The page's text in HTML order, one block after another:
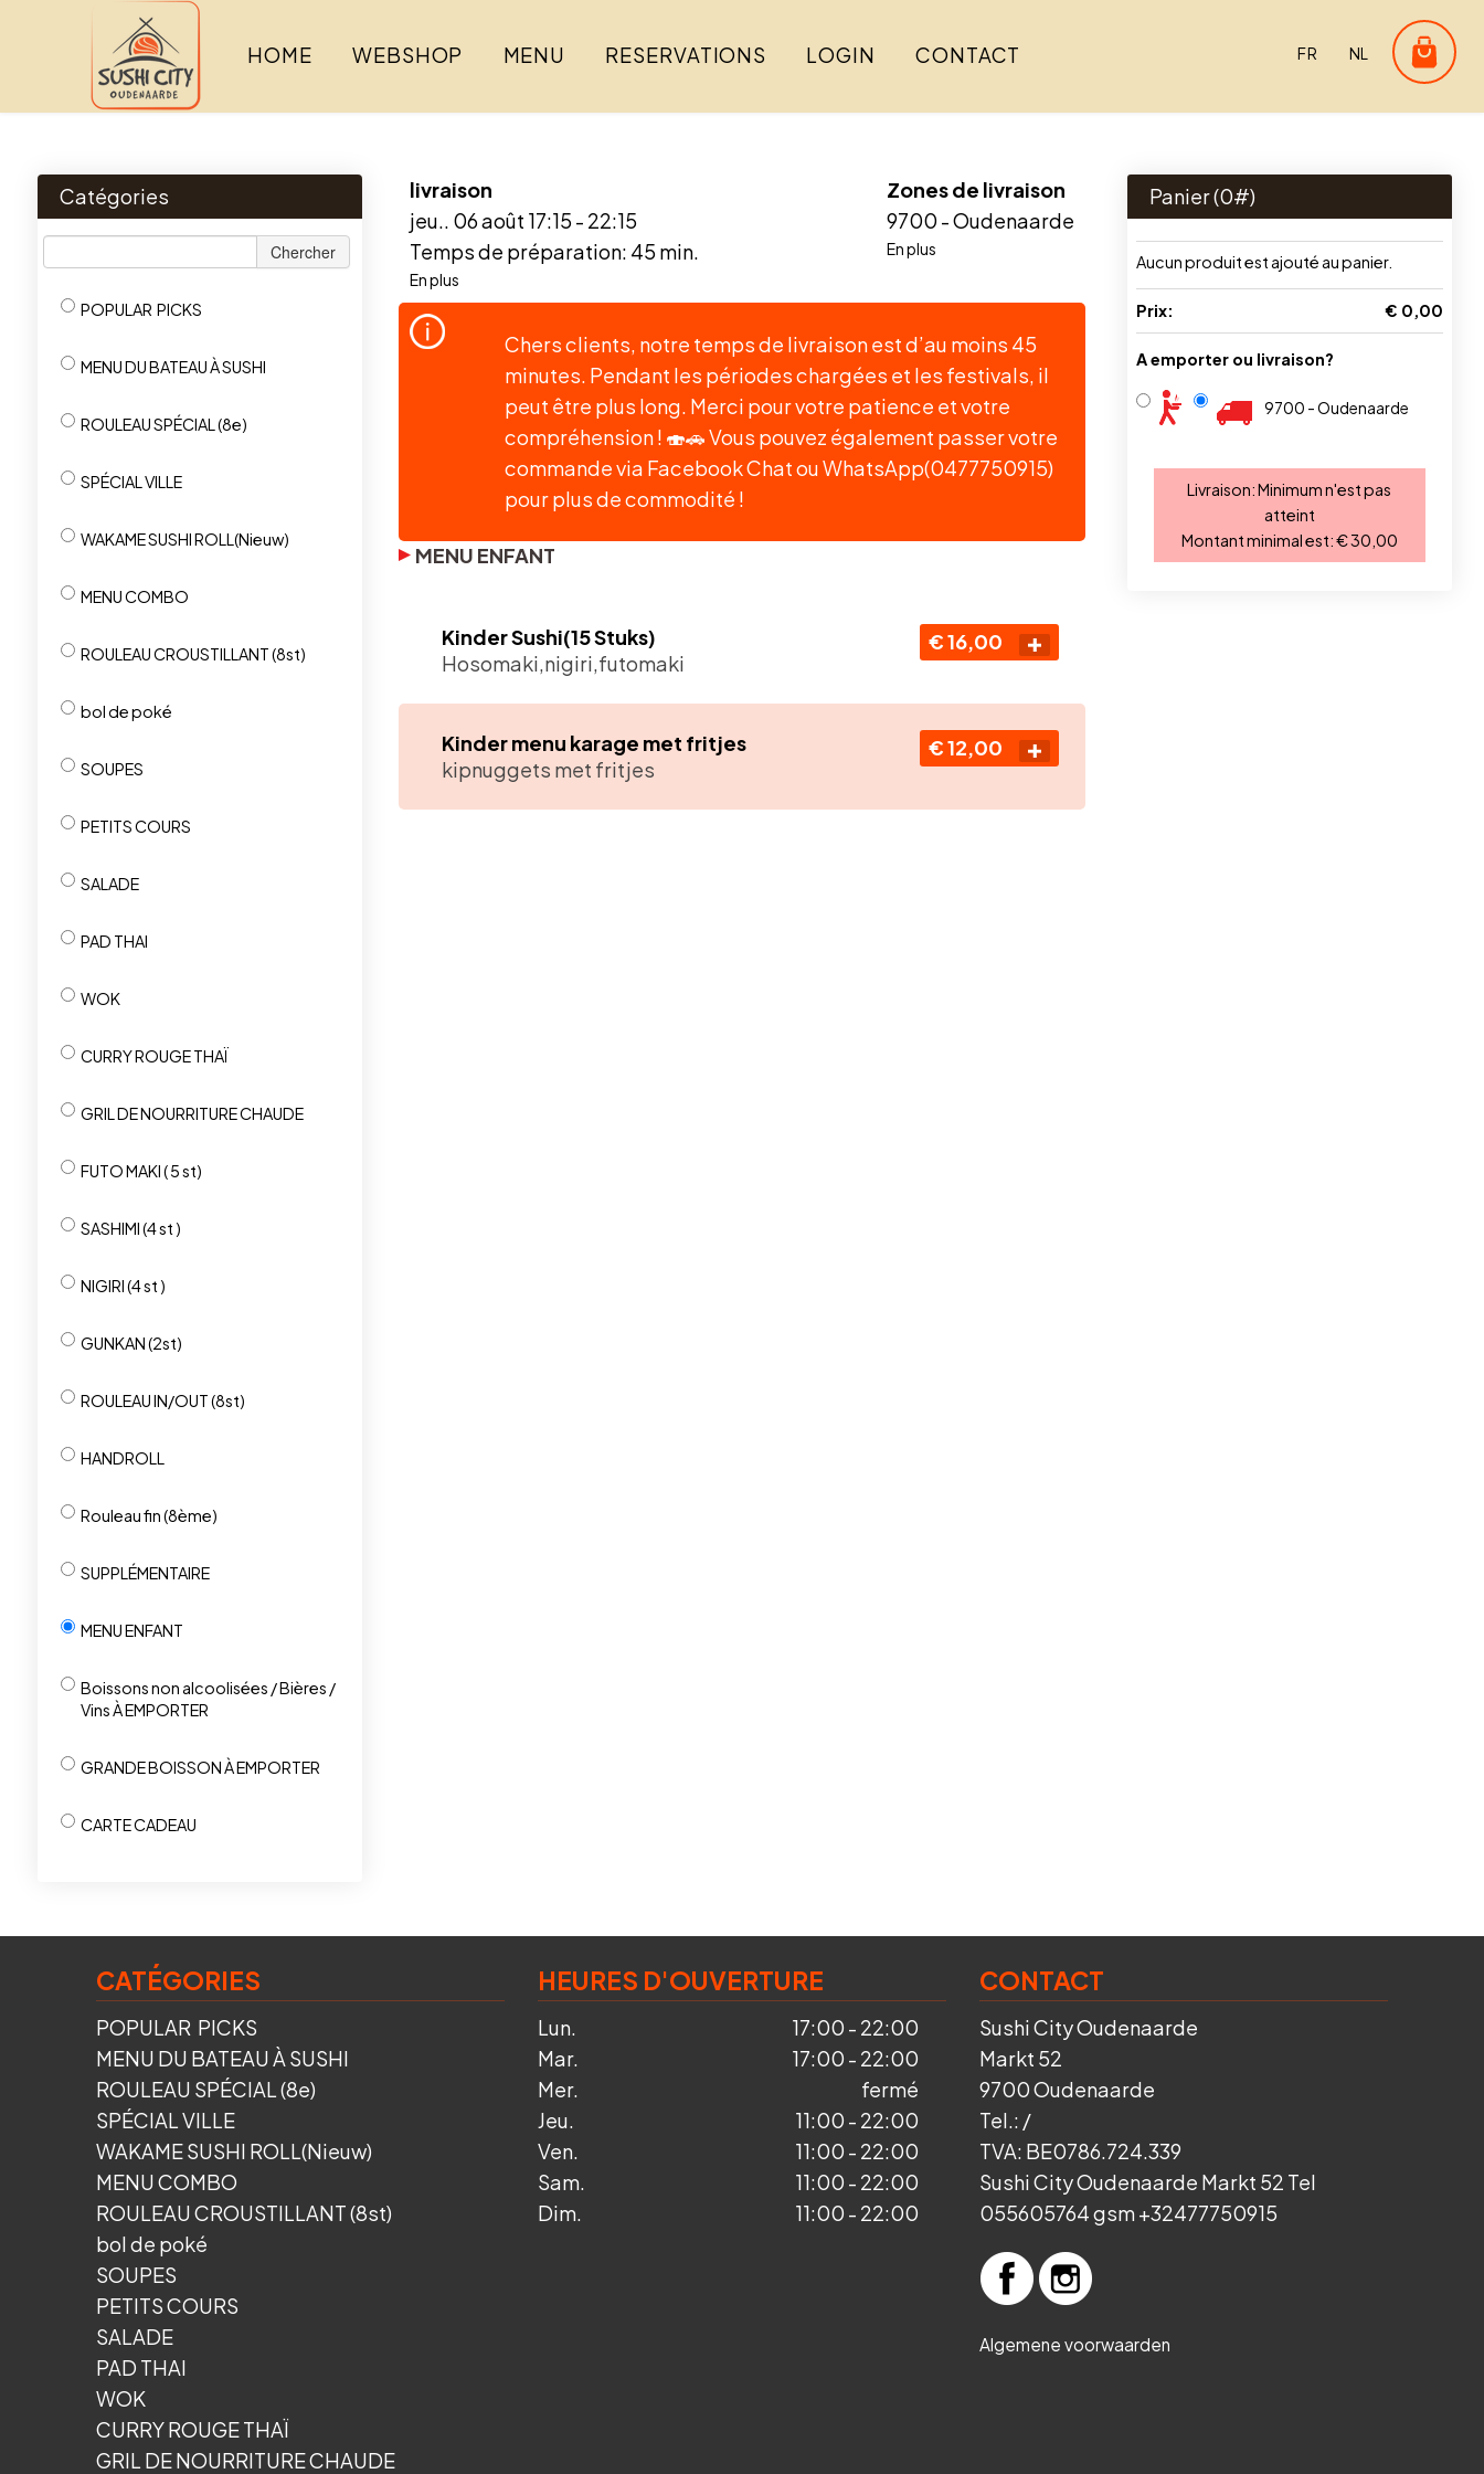
HOME WEBSHOP MENU RESERVATIONS LOGIN CONTACT FR NL
Catégories
Chercher
POPULAR PICKS
MENU DU BATEAU À SUSHI
ROULEAU SPÉCIAL (8e)
SPÉCIAL VILLE
WAKAME SUSHI ROLL(Nieuw)
MENU COMBO
ROULEAU CROUSTILLANT (8st)
bol de poké
SOUPES
PETITS COURS
SALADE
PAD THAI
WOK
CURRY ROUGE THAÏ
GRIL DE NOURRITURE CHAUDE
FUTO MAKI ( 5 st)
SASHIMI (4 st )
NIGIRI (4 st )
GUNKAN (2st)
ROULEAU IN/OUT (8st)
HANDROLL
Rouleau fin (8ème)
SUPPLÉMENTAIRE
MENU ENFANT
Boissons non alcoolisées / Bières /
Vins À EMPORTER
GRANDE BOISSON À EMPORTER
CARTE CADEAU
livraison
jeu.. 06 août 17:15 - 22:15
Temps de préparation: 45 min.
En plus
Zones de livraison
9700 - Oudenaarde
En plus
Chers clients, notre temps de livraison est d’au moins 45
minutes. Pendant les périodes chargées et les festivals, il
peut être plus long. Merci pour votre patience et votre
compréhension ! 🍣🚗 Vous pouvez également passer votre
commande via Facebook Chat ou WhatsApp(0477750915)
pour plus de commodité !
MENU ENFANT
Kinder Sushi(15 Stuks)
Hosomaki,nigiri,futomaki
€ 16,00
Kinder menu karage met fritjes
kipnuggets met fritjes
€ 12,00
Panier (0#)
Aucun produit est ajouté au panier.
Prix: € 0,00
A emporter ou livraison?
9700 - Oudenaarde
Livraison:Minimum n'est pas
atteint
Montant minimal est:€ 30,00
CATÉGORIES
POPULAR PICKS
MENU DU BATEAU À SUSHI
ROULEAU SPÉCIAL (8e)
SPÉCIAL VILLE
WAKAME SUSHI ROLL(Nieuw)
MENU COMBO
ROULEAU CROUSTILLANT (8st)
bol de poké
SOUPES
PETITS COURS
SALADE
PAD THAI
WOK
CURRY ROUGE THAÏ
GRIL DE NOURRITURE CHAUDE
HEURES D'OUVERTURE
Lun.
17:00 - 22:00
Mar.
17:00 - 22:00
Mer.
fermé
Jeu.
11:00 - 22:00
Ven.
11:00 - 22:00
Sam.
11:00 - 22:00
Dim.
11:00 - 22:00
CONTACT
Sushi City Oudenaarde
Markt 52
9700 Oudenaarde
Tel.: /
TVA: BE0786.724.339
Sushi City Oudenaarde Markt 52 Tel
055605764 gsm +32477750915
Algemene voorwaarden